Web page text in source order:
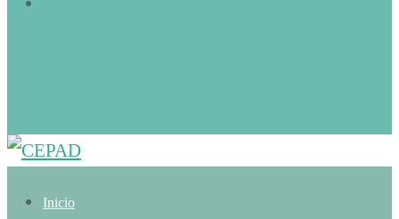
Inicio